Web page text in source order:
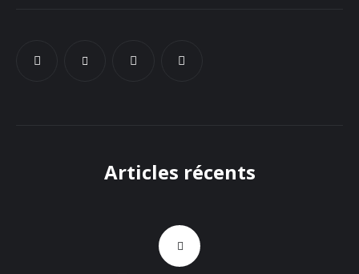
Articles récents